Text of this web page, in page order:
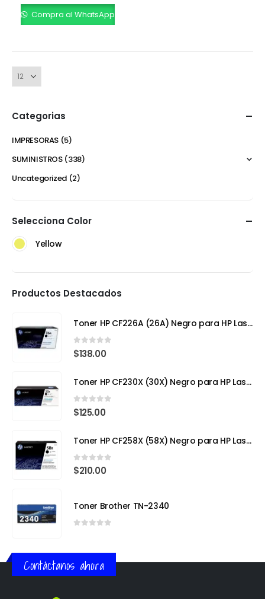
Compra al WhatsApp
Categorias
IMPRESORAS (5)
SUMINISTROS (338)
Uncategorized (2)
Selecciona Color
Yellow
Productos Destacados
Toner HP CF226A (26A) Negro para HP LaserJet Pro M402
0out of 5
$138.00
Toner HP CF230X (30X) Negro para HP LaserJet Pro
0out of 5
$125.00
Toner HP CF258X (58X) Negro para HP LaserJet Pro
0out of 5
$210.00
Toner Brother TN-2340
Contáctanos ahora